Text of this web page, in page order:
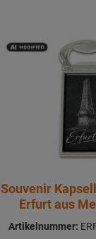
Souvenir
Erfurt aus
Artikelnummer: